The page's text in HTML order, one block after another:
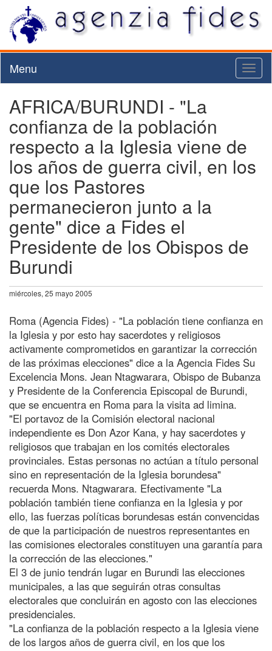
Menu
AFRICA/BURUNDI - "La
confianza de la población
respecto a la Iglesia viene de
los años de guerra civil, en los
que los Pastores
permanecieron junto a la
gente" dice a Fides el
Presidente de los Obispos de
Burundi
miércoles, 25 mayo 2005
Roma (Agencia Fides) - "La población tiene confianza en
la Iglesia y por esto hay sacerdotes y religiosos
activamente comprometidos en garantizar la corrección
de las próximas elecciones" dice a la Agencia Fides Su
Excelencia Mons. Jean Ntagwarara, Obispo de Bubanza
y Presidente de la Conferencia Episcopal de Burundi,
que se encuentra en Roma para la visita ad limina.
"El portavoz de la Comisión electoral nacional
independiente es Don Azor Kana, y hay sacerdotes y
religiosos que trabajan en los comités electorales
provinciales. Estas personas no actúan a título personal
sino en representación de la Iglesia borundesa"
recuerda Mons. Ntagwarara. Efectivamente "La
población también tiene confianza en la Iglesia y por
ello, las fuerzas políticas borundesas están convencidas
de que la participación de nuestros representantes en
las comisiones electorales constituyen una garantía para
la corrección de las elecciones."
El 3 de junio tendrán lugar en Burundi las elecciones
municipales, a las que seguirán otras consultas
electorales que concluirán en agosto con las elecciones
presidenciales.
"La confianza de la población respecto a la Iglesia viene
de los largos años de guerra civil, en los que los